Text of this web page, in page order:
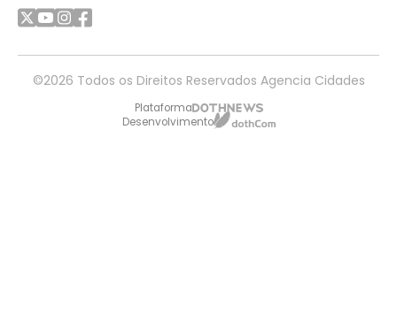
©2026 Todos os Direitos Reservados Agencia Cidades
Plataforma
Desenvolvimento